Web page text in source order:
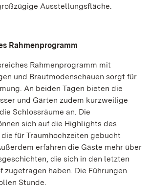
Ausstellungsfläche.
Rahmenprogramm
Rahmenprogramm mit
und Brautmodenschauen sorgt für
An beiden Tagen bieten die
und Gärten zudem kurzweilige
Schlossräume an. Die
sich auf die Highlights des
für Traumhochzeiten gebucht
erfahren die Gäste mehr über
die sich in den letzten
zugetragen haben. Die Führungen
Stunde.